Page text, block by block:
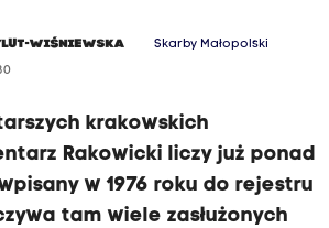
WIŚNIEWSKA Skarby Małopolski
krakowskich
Rakowicki liczy już ponad
w 1976 roku do rejestru
tam wiele zasłużonych